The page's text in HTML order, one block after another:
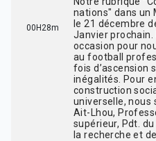
00H28m
nations" dans un
le 21 décembre
Janvier prochain.
occasion pour
au football
fois d’ascension
inégalités. Pour
construction
universelle, nous
Ait-Lhou,
supérieur, Pdt.
la recherche et